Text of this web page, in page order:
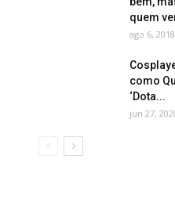
quem
ago 6, 2018
como
‘Dota...
jun 27,